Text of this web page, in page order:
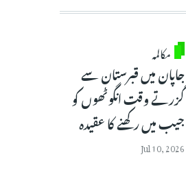
مکالمہ
جاپان میں قبرستان سے
گزرتے وقت انگوٹھوں کو
جیب میں رکھنے کا عقیدہ
Jul 10, 2026